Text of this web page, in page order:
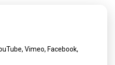
Vimeo, Facebook,